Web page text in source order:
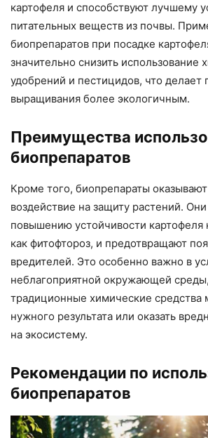
картофеля и способствуют лучшему
питательных веществ из почвы.
биопрепаратов при посадке
значительно снизить использование
удобрений и пестицидов, что делает
выращивания более экологичным.
Преимущества
биопрепаратов
Кроме того, биопрепараты
воздействие на защиту растений.
повышению устойчивости картофеля
как фитофтороз, и предотвращают
вредителей. Это особенно важно в
неблагоприятной окружающей
традиционные химические средства
нужного результата или оказать
на экосистему.
Рекомендации по
биопрепаратов